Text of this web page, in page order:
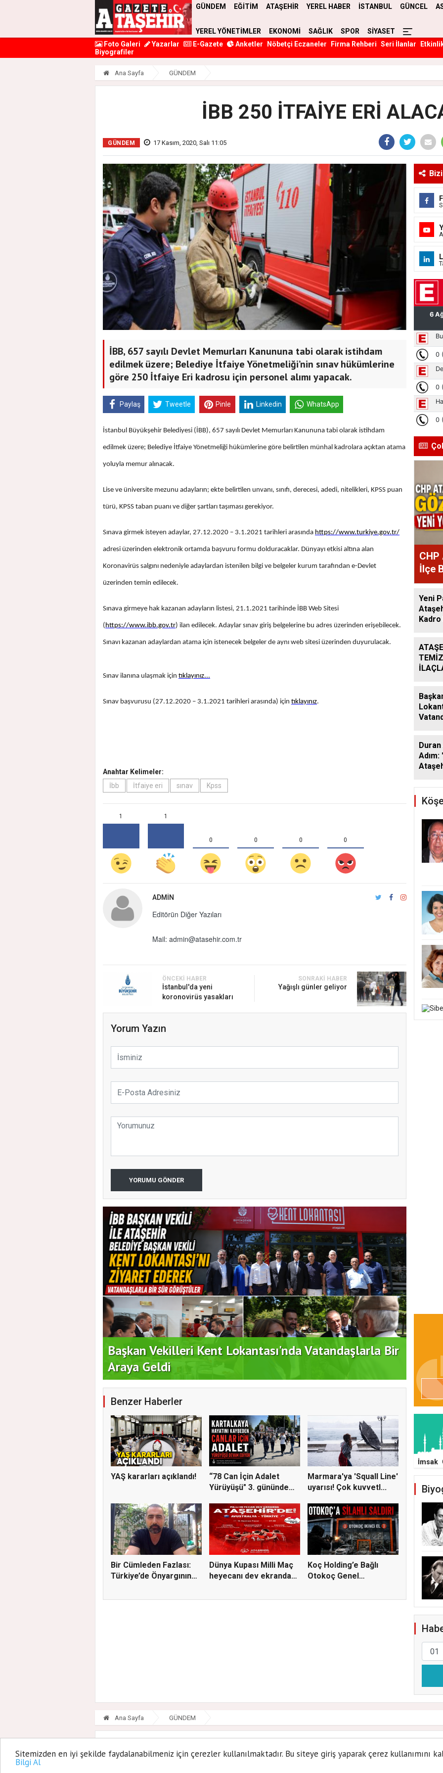
Sitemizden en iyi şekilde faydalanabilmeniz için çerezler kullanılmaktadır. Bu siteye giriş yaparak çerez kullanımını
Bilgi Al
GÜNDEM EĞİTİM ATAŞEHİR YEREL HABER İSTANBUL GÜNCEL
YEREL YÖNETİMLER EKONOMİ SAĞLIK SPOR
SİYASET
Foto Galeri
Yazarlar E-Gazete Anketler Nöbetçi Eczaneler Firma Rehberi Seri İlanlar
Biyografiler
Ana Sayfa GÜNDEM
İBB 250 İTFAİYE ERİ
GÜNDEM 17 Kasım, 2020, Salı 11:05
İBB, 657 sayılı Devlet Memurları Kanununa tabi olarak istihdam
edilmek üzere; Belediye İtfaiye Yönetmeliği’nin sınav hükümlerine
göre 250 İtfaiye Eri kadrosu için personel alımı yapacak.
Paylaş Tweetle Pinle Linkedin WhatsApp
İstanbul Büyükşehir Belediyesi (İBB), 657 sayılı Devlet Memurları Kanununa tabi olarak istihdam
edilmek üzere; Belediye İtfaiye Yönetmeliği hükümlerine göre belirtilen münhal kadrolara açıktan atama
yoluyla memur alınacak.
Lise ve üniversite mezunu adayların; ekte belirtilen unvanı, sınıfı, derecesi, adedi, nitelikleri, KPSS puan
türü, KPSS taban puanı ve diğer şartları taşıması gerekiyor.
Sınava girmek isteyen adaylar, 27.12.2020 – 3.1.2021 tarihleri arasında https://www.turkiye.gov.tr/
adresi üzerinden elektronik ortamda başvuru formu dolduracaklar. Dünyayı etkisi altına alan
Koronavirüs salgını nedeniyle adaylardan istenilen bilgi ve belgeler kurum tarafından e-Devlet
üzerinden temin edilecek.
Sınava girmeye hak kazanan adayların listesi, 21.1.2021 tarihinde İBB Web Sitesi
( https://www.ibb.gov.tr) ilan edilecek. Adaylar sınav giriş belgelerine bu adres üzerinden erişebilecek.
Sınavı kazanan adaylardan atama için istenecek belgeler de aynı web sitesi üzerinden duyurulacak.
Sınav ilanına ulaşmak için tıklayınız...
Sınav başvurusu (27.12.2020 – 3.1.2021 tarihleri arasında) için tıklayınız.
Anahtar Kelimeler:
İbb
İtfaiye eri sınav Kpss
1 1
0 0 0 0
ADMIN
Editörün Diğer Yazıları
Mail: admin@atasehir.com.tr
ÖNCEKI HABER
İstanbul'da yeni
koronovirüs yasakları
SONRAKI HABER
Yağışlı günler geliyor
Yorum Yazın
YORUMU GÖNDER
Duran Acar'dan İlk Adım: "Büyük Ataşehir Buluşması"
Benzer Haberler
YAŞ kararları açıklandı!
“78 Can İçin Adalet
Yürüyüşü" 3. gününde
Marmara'ya 'Squall Line'
uyarısı! Çok kuvvetl...
Bir Cümleden Fazlası:
Türkiye’de Önyargının
Dünya Kupası Milli Maç
heyecanı dev ekranda
Koç Holding’e Bağlı
Otokoç Genel
CHP
İlçe
Yeni
Adım:
İmsak
Ana Sayfa GÜNDEM
Yağışlı günler geliyor